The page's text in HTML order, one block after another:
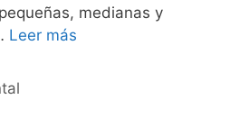
medianas y
Leer más